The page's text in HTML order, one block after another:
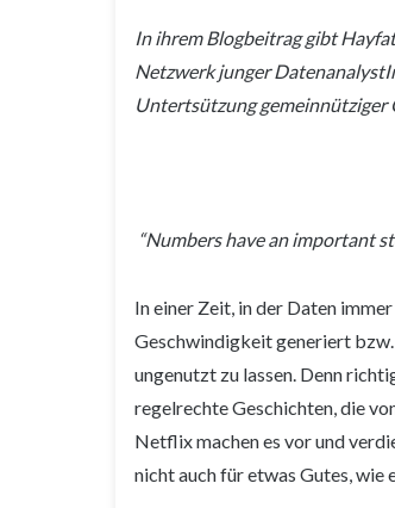
In ihrem Blogbeitrag gibt
Netzwerk junger
Untertsützung gemeinnütziger
“Numbers have an important
In einer Zeit, in der Daten
Geschwindigkeit generiert
ungenutzt zu lassen. Denn
regelrechte Geschichten, die
Netflix machen es vor und
nicht auch für etwas Gutes, wie